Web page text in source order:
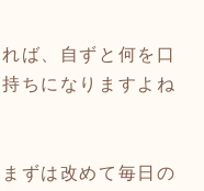
ば、自ずと何を口
ちになりますよね
ずは改めて毎日の